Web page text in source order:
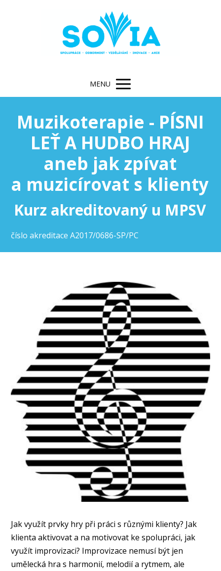
MENU
Muzikoterapie - PÍSNI
LEŤ A HUDBO HRAJ
aneb jak zpívat
a muzicírovat s klienty
Kurz akreditovaný u MPSV
číslo akreditaceA2017/0686-SP/PC
Jak využít prvky hry při práci s různými klienty? Jak
klienta aktivovat a na motivovat ke spolupráci, jak
využít improvizaci? Improvizace nemusí být jen
umělecká hra s harmonií, melodií a rytmem, ale